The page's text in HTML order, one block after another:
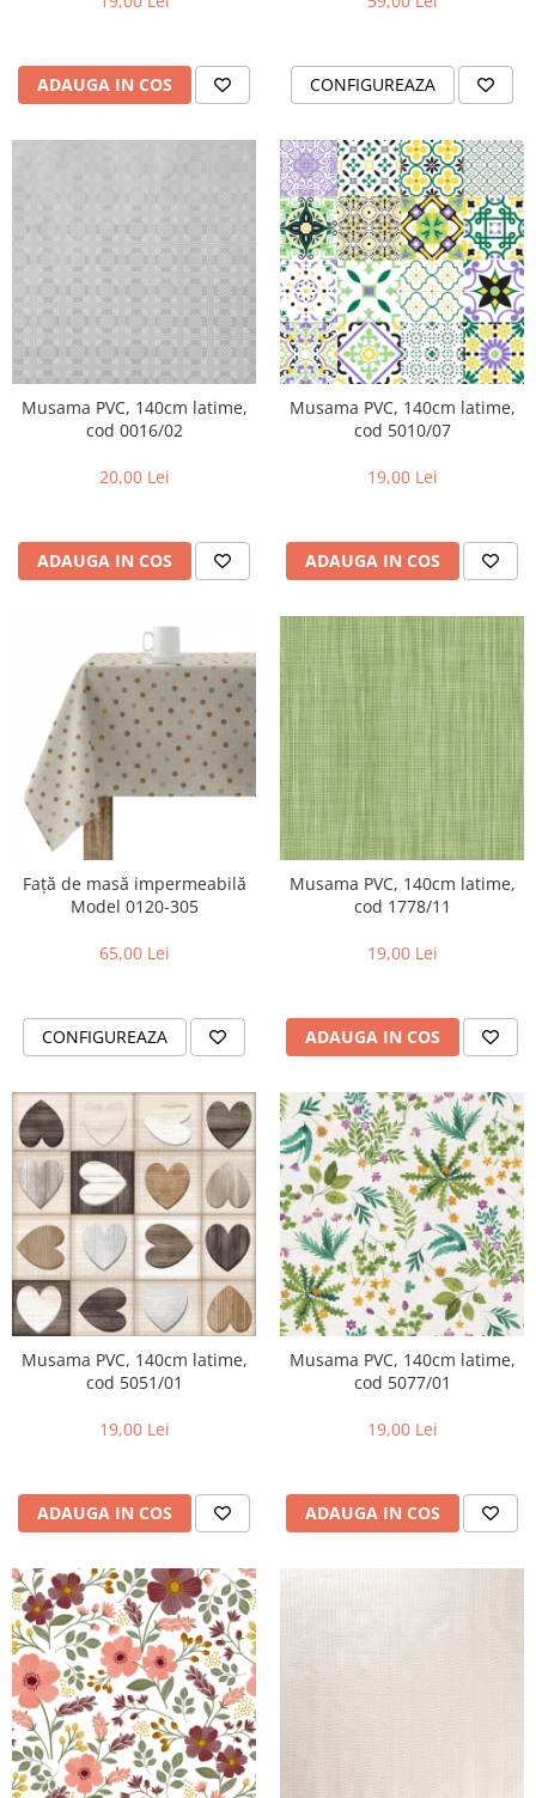
ADAUGA IN COS CONFIGUREAZA
Musama PVC, 140cm latime,
cod 0016/02
20,00 Lei
ADAUGA IN COS
Musama PVC, 140cm latime,
cod 5010/07
19,00 Lei
ADAUGA IN COS
Față de masă impermeabilă
Model 0120-305
65,00 Lei
CONFIGUREAZA
Musama PVC, 140cm latime,
cod 1778/11
19,00 Lei
ADAUGA IN COS
Musama PVC, 140cm latime,
cod 5051/01
19,00 Lei
ADAUGA IN COS
Musama PVC, 140cm latime,
cod 5077/01
19,00 Lei
ADAUGA IN COS